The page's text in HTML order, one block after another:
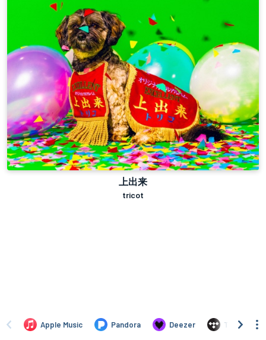
上出来
tricot
Apple Music Pandora Deezer TIDAL